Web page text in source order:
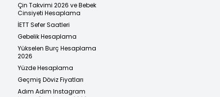
Çin Takvimi 2026 ve Bebek
Cinsiyeti Hesaplama
İETT Sefer Saatleri
Gebelik Hesaplama
Yükselen Burç Hesaplama
2026
Yüzde Hesaplama
Geçmiş Döviz Fiyatları
Adım Adım Instagram